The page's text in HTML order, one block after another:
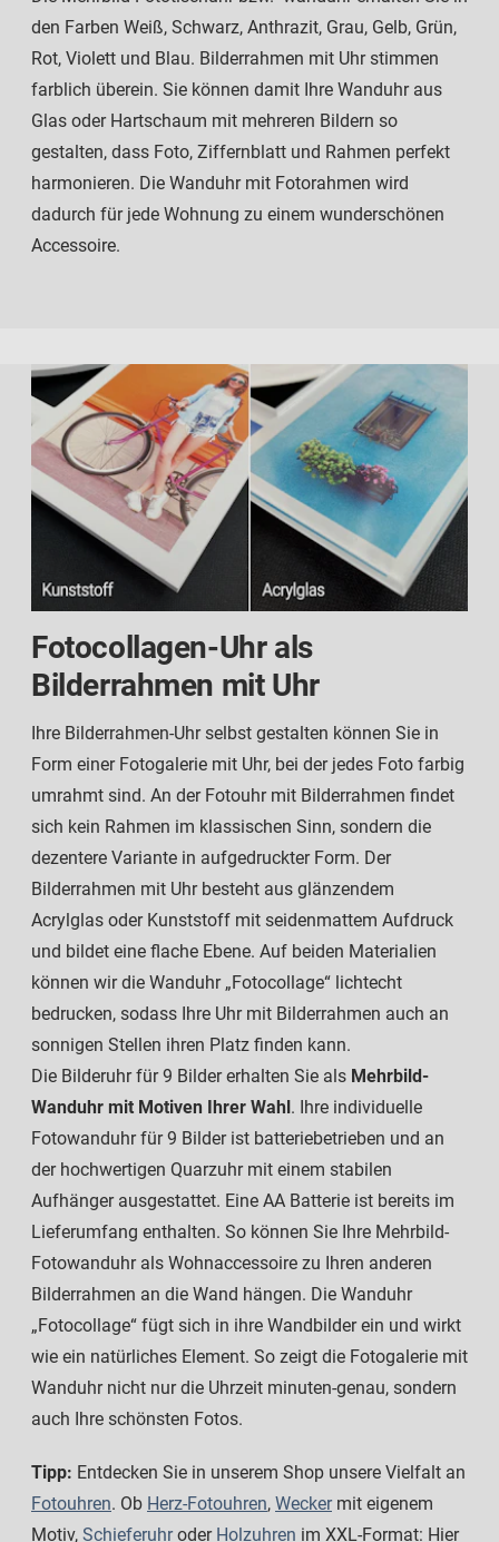
den Farben Weiß, Schwarz, Anthrazit, Grau, Gelb, Grün,
Rot, Violett und Blau. Bilderrahmen mit Uhr stimmen
farblich überein. Sie können damit Ihre Wanduhr aus
Glas oder Hartschaum mit mehreren Bildern so
gestalten, dass Foto, Ziffernblatt und Rahmen perfekt
harmonieren. Die Wanduhr mit Fotorahmen wird
dadurch für jede Wohnung zu einem wunderschönen
Accessoire.
Fotocollagen-Uhr als
Bilderrahmen mit Uhr
Ihre Bilderrahmen-Uhr selbst gestalten können Sie in
Form einer Fotogalerie mit Uhr, bei der jedes Foto farbig
umrahmt sind. An der Fotouhr mit Bilderrahmen findet
sich kein Rahmen im klassischen Sinn, sondern die
dezentere Variante in aufgedruckter Form. Der
Bilderrahmen mit Uhr besteht aus glänzendem
Acrylglas oder Kunststoff mit seidenmattem Aufdruck
und bildet eine flache Ebene. Auf beiden Materialien
können wir die Wanduhr „Fotocollage“ lichtecht
bedrucken, sodass Ihre Uhr mit Bilderrahmen auch an
sonnigen Stellen ihren Platz finden kann.
Die Bilderuhr für 9 Bilder erhalten Sie als Mehrbild-
Wanduhr mit Motiven Ihrer Wahl. Ihre individuelle
Fotowanduhr für 9 Bilder ist batteriebetrieben und an
der hochwertigen Quarzuhr mit einem stabilen
Aufhänger ausgestattet. Eine AA Batterie ist bereits im
Lieferumfang enthalten. So können Sie Ihre Mehrbild-
Fotowanduhr als Wohnaccessoire zu Ihren anderen
Bilderrahmen an die Wand hängen. Die Wanduhr
„Fotocollage“ fügt sich in ihre Wandbilder ein und wirkt
wie ein natürliches Element. So zeigt die Fotogalerie mit
Wanduhr nicht nur die Uhrzeit minuten-genau, sondern
auch Ihre schönsten Fotos.
Tipp: Entdecken Sie in unserem Shop unsere Vielfalt an
Fotouhren. Ob Herz-Fotouhren, Weckermit eigenem
Motiv, Schieferuhroder Holzuhren im XXL-Format: Hier